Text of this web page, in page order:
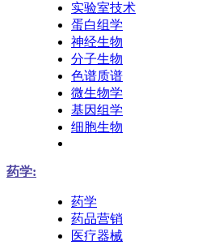
实验室技术
蛋白组学
神经生物
分子生物
色谱质谱
微生物学
基因组学
细胞生物
药学:
药学
药品营销
医疗器械